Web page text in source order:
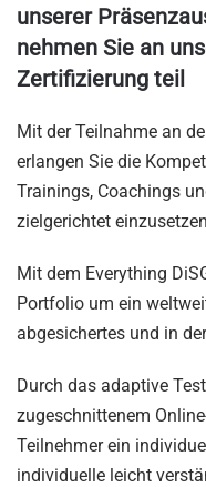
unserer
nehmen Sie an
Zertifizierung teil
Mit der Teilnahme an
erlangen Sie die
Trainings, Coachings
zielgerichtet
Mit dem Everything
Portfolio um ein
abgesichertes und in
Durch das adaptive
zugeschnittenem
Teilnehmer ein
individuelle leicht